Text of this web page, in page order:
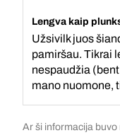
Lengva kaip
Užsivilk juos
pamiršau. Tikrai
nespaudžia
mano nuomone,
Ar ši informacija buvo